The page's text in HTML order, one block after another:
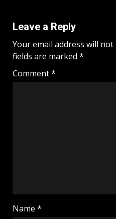
Leave a Reply
Your email address will not
fields are marked *
Comment*
Name *